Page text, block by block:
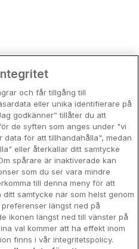
995 kr
och får tillgång till
eller unika identifierare på
godkänner” tillåter du att
de syften som anges under "vi
data för att tillhandahålla", medan
eller återkallar ditt samtycke
spårare är inaktiverade kan
som du ser vara mindre
till denna meny för att
samtycke när som helst genom
längst ned på
ikonen längst ned till vänster på
val kommer att ha effekt inom
finns i vår integritetspolicy.